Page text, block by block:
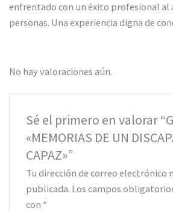
enfrentado con un éxito profesional al
personas. Una experiencia digna de
No hay valoraciones aún.
Sé el primero en valorar
«MEMORIAS DE UN
CAPAZ»”
Tu dirección de correo electrónico
publicada. Los campos
con *